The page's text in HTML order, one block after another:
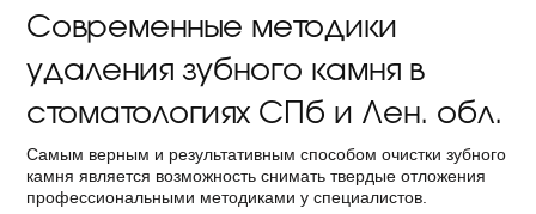
Современные методики
удаления зубного камня в
стоматологиях СПб и Лен. обл.
Самым верным и результативным способом очистки зубного
камня является возможность снимать твердые отложения
профессиональными методиками у специалистов.